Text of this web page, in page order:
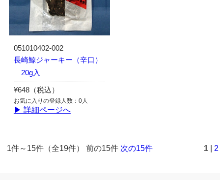
051010402-002
長崎鯨ジャーキー（辛口）
20g入
¥648（税込）
お気に入りの登録人数：0人
▶ 詳細ページへ
1件～15件（全19件） 前の15件 次の15件 1 2